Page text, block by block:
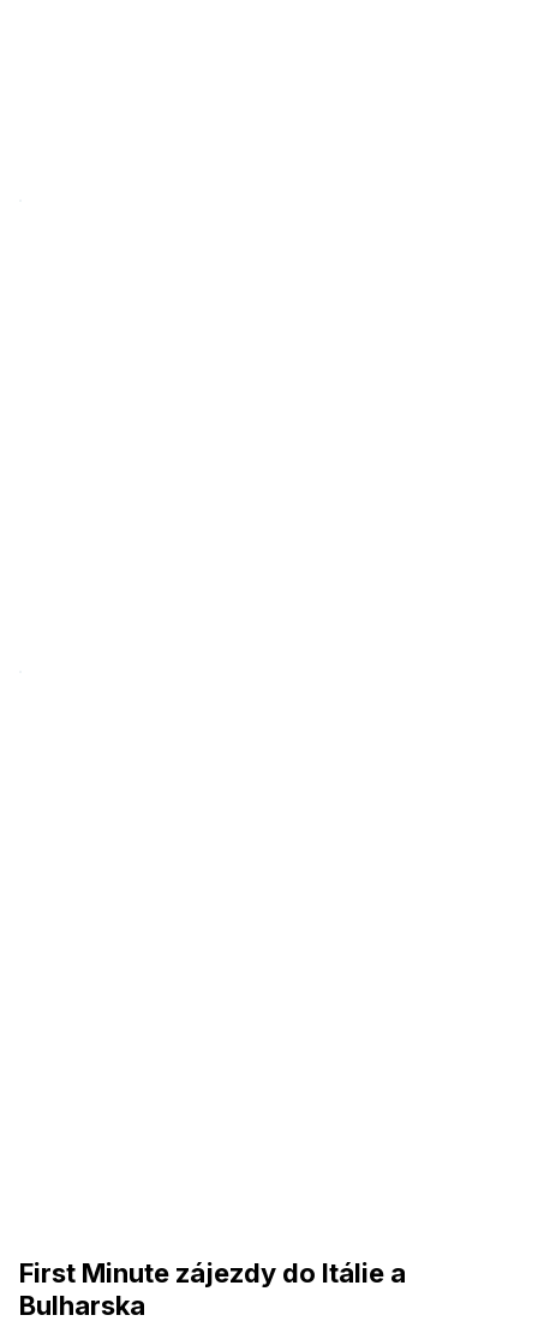
First Minute zájezdy do Itálie a
Bulharska